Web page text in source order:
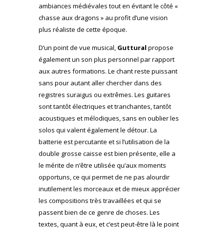
ambiances médiévales tout en évitant le côté «
chasse aux dragons » au profit d’une vision
plus réaliste de cette époque.
D’un point de vue musical, Guttural propose
également un son plus personnel par rapport
aux autres formations. Le chant reste puissant
sans pour autant aller chercher dans des
registres suraigus ou extrêmes. Les guitares
sont tantôt électriques et tranchantes, tantôt
acoustiques et mélodiques, sans en oublier les
solos qui valent également le détour. La
batterie est percutante et si l’utilisation de la
double grosse caisse est bien présente, elle a
le mérite de n’être utilisée qu’aux moments
opportuns, ce qui permet de ne pas alourdir
inutilement les morceaux et de mieux apprécier
les compositions très travaillées et qui se
passent bien de ce genre de choses. Les
textes, quant à eux, et c’est peut-être là le point